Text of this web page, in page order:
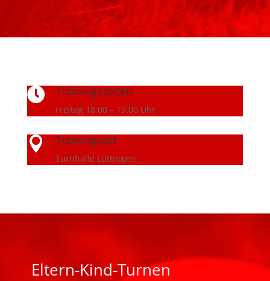
 Trainingszeiten
Freitag 18:00 – 19.00 Uhr
 Trainingsort
Turnhalle Lüttingen
Eltern-Kind-Turnen